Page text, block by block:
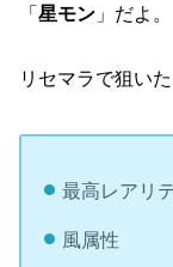
「星モン 」だよ。
リセマラで狙い
最高レアリ
風属性